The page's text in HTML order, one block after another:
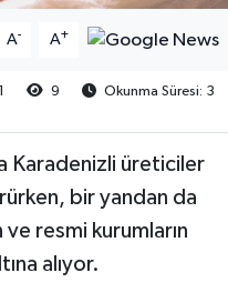
A- A+
9
Okunma Süresi: 3
Karadenizli üreticiler
bir yandan da
ve resmi kurumların
alıyor.